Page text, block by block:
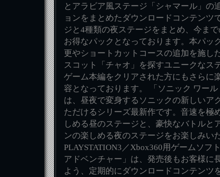
とアラビア風ステージ「シャマール」の
ョンをまとめたダウンロードコンテンツ
ジと4種類の夜ステージをまとめ、今ま
お得なパックとなっております。本パッ
更やショートカットコースの追加を施し
スコット「チャオ」を探すユニークなス
ゲーム本編をクリアされた方にもさらに
容となっております。 「ソニック ワー
は、昼夜で変身するソニックの新しいア
ただけるシリーズ最新作です。音速を極
しめる昼のステージと、豪快なバトルと
ンの楽しめる夜のステージをお楽しみい
PLAYSTATION3／Xbox360用ゲームソフ
アドベンチャー」は、発売後もお客様に
よう、定期的にダウンロードコンテンツ